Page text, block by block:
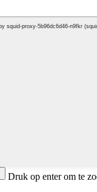
Druk op enter om te